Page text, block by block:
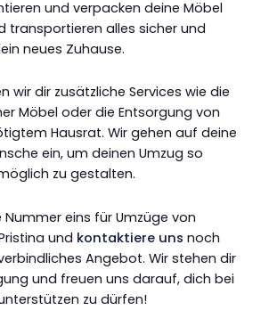
und verpacken deine Möbel
transportieren alles sicher und
neues Zuhause.
wir dir zusätzliche Services wie die
Möbel oder die Entsorgung von
Hausrat. Wir gehen auf deine
ein, um deinen Umzug so
zu gestalten.
eins für Umzüge von
und kontaktiere uns noch
Angebot. Wir stehen dir
und freuen uns darauf, dich bei
zu dürfen!